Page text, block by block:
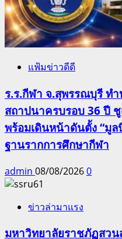
แฟ้มข่าวดีดี
ร.ร.กีฬา จ.สุพรรณบุรี ท
สถาปนาครบรอบ 36 ปี
พร้อมเดินหน้าดันตั้ง “มู
ฐานรากการศึกษากีฬา
admin 08/08/20260
ข่าวล่ามาแรง
มหาวิทยาลัยราชภัฏสว